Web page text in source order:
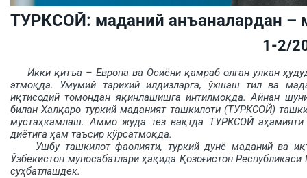
ТУРКСОЙ: маданий анъаналардан –
1-2/
Икки қитъа – Европа ва Осиёни қамраб олган улкан
этмоқда. Умумий тарихий илдизларга, ўхшаш тил ва
иқтисодий томондан яқинлашишга интилмоқда. Айнан
билан Халқаро туркий маданият ташкилоти (ТУРКСОЙ)
мустаҳкамлаш. Аммо жуда тез вақтда ТУРКСОЙ аҳамияти
диётига ҳам таъсир кўрсатмоқда.
Ушбу ташкилот фаолияти, туркий дунё маданий ва
Ўзбекистон муносабатлари ҳақида Қозоғис­тон
суҳбатлашдек.